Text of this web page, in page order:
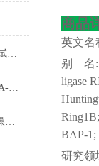
腺病毒D型探针法荧光定量PCR试剂盒反应五要素
恶性多发性畸胎瘤细胞；NTERA-2操作流程
AR醛糖还原酶酶联免疫试剂盒操作步骤
商品
英文名
别
名
ligase
BAP-1;
研究领